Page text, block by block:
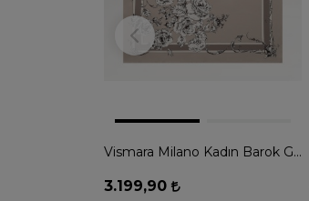
Vismara Milano Kadın Barok Gül Desenli Tivil İpek Eşarp - VİZON
3.199,90